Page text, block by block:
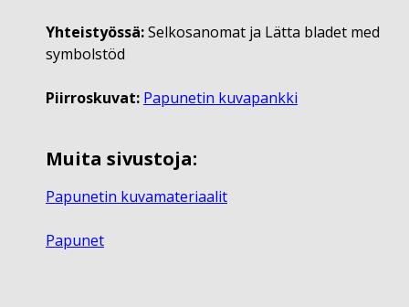
Yhteistyössä:Selkosanomat ja Lätta bladet med
symbolstöd
Piirroskuvat: Papunetin kuvapankki
Muita sivustoja:
Papunetin kuvamateriaalit
Papunet